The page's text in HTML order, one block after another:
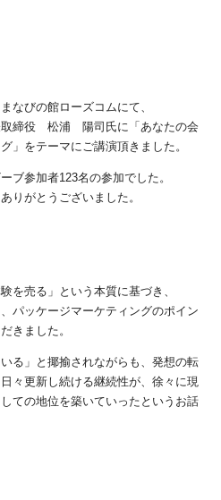
なびの館ローズコムにて、
締役 松浦 陽司氏に「あなたの会
」をテーマにご講演頂きました。
ブ参加者123名の参加でした。
りがとうございました。
を売る」という本質に基づき、
パッケージマーケティングのポイン
きました。
る」と揶揄されながらも、発想の転
々更新し続ける継続性が、徐々に現
ての地位を築いていったというお話